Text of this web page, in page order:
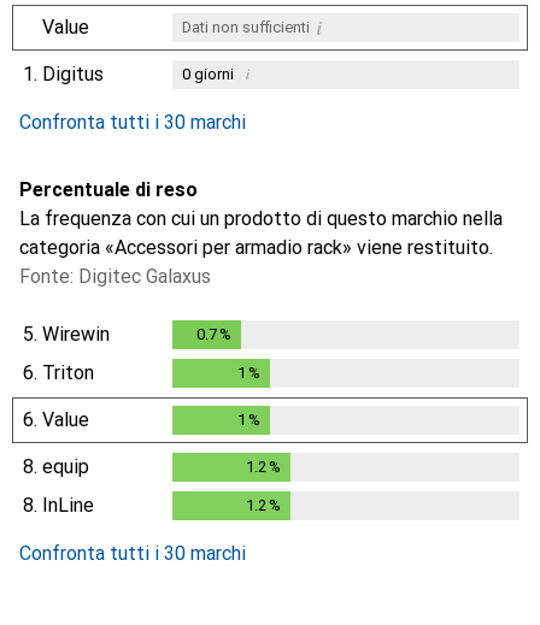
Value Dati non sufficienti i
1. Digitus 0giorni i
Confronta tutti i 30 marchi
Percentuale di reso
La frequenza con cui un prodotto di questo marchio nella
categoria «Accessori per armadio rack» viene restituito.
Fonte: Digitec Galaxus
5. Wirewin 0.7%
6. Triton 1 %
6. Value 1 %
8. equip 1.2%
8. InLine 1.2%
Confronta tutti i 30 marchi